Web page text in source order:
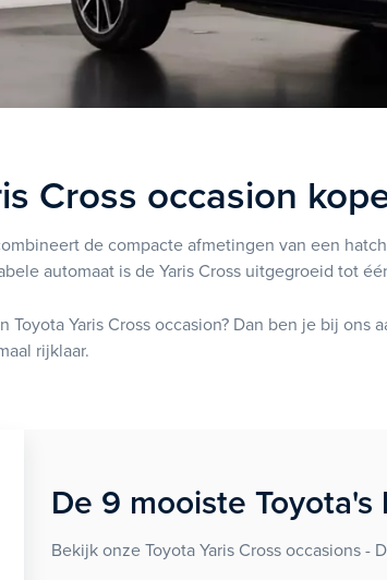
Cross occasion
de compacte afmetingen van een
automaat is de Yaris Cross uitgegroeid tot
Toyota Yaris Cross occasion? Dan ben je bij
rijklaar.
De 9 mooiste Toyota's
Bekijk onze Toyota Yaris Cross occasions -